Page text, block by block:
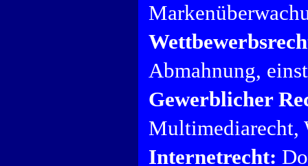
Abmahnung,
Gewerblicher
Multimediarecht,
Internetrecht: